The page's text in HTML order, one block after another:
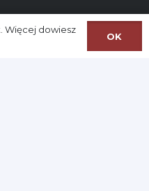
Pt / 06:00 – 22:00
Więcej dowiesz
OK